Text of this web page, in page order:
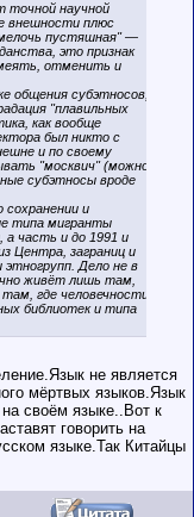
пользователями,
обладающими
низким
рейтингом и
стажем,
осторожностью!
точной научной
внешности плюс
пустяшная" —
это признак
отменить и
общения субэтносов,
"плавильных
как вообще
был никто с
и по своему
"москвич" (можно
субэтносы вроде
сохранении и
типа мигранты
часть и до 1991 и
Центра, заграниц и
этногрупп. Дело не в
живёт лишь там,
где человечности
библиотек и типа
не является
мёртвых языков.Язык
на своём языке..Вот к
говорить на
языке.Так Китайцы